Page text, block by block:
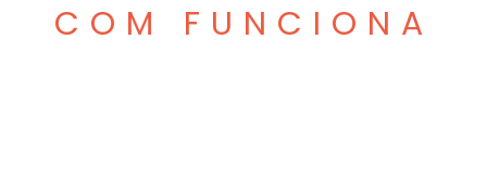
COM FUNCIONA